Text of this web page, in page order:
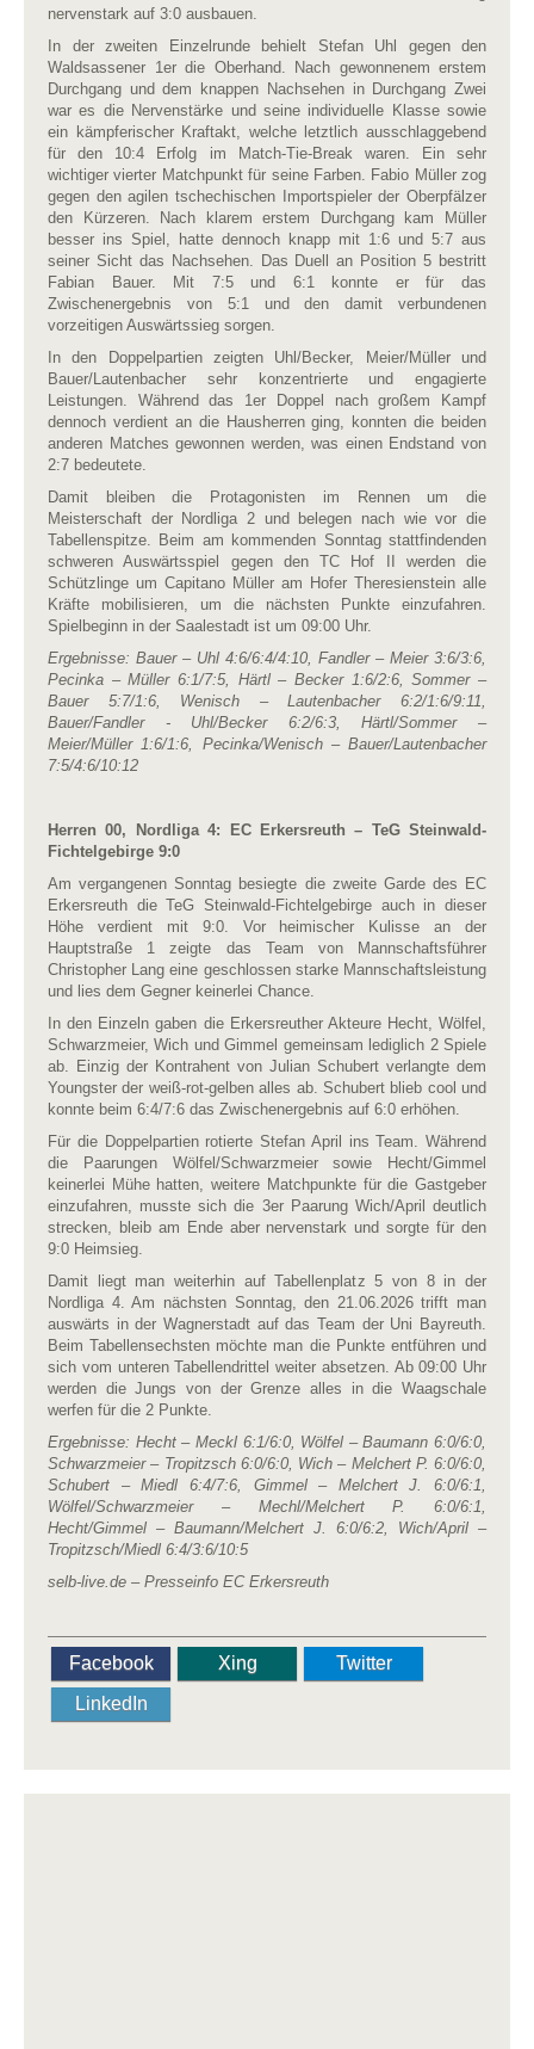
nervenstark auf 3:0 ausbauen.
In der zweiten Einzelrunde behielt Stefan Uhl gegen den
Waldsassener 1er die Oberhand. Nach gewonnenem erstem
Durchgang und dem knappen Nachsehen in Durchgang Zwei
war es die Nervenstärke und seine individuelle Klasse sowie
ein kämpferischer Kraftakt, welche letztlich ausschlaggebend
für den 10:4 Erfolg im Match-Tie-Break waren. Ein sehr
wichtiger vierter Matchpunkt für seine Farben. Fabio Müller zog
gegen den agilen tschechischen Importspieler der Oberpfälzer
den Kürzeren. Nach klarem erstem Durchgang kam Müller
besser ins Spiel, hatte dennoch knapp mit 1:6 und 5:7 aus
seiner Sicht das Nachsehen. Das Duell an Position 5 bestritt
Fabian Bauer. Mit 7:5 und 6:1 konnte er für das
Zwischenergebnis von 5:1 und den damit verbundenen
vorzeitigen Auswärtssieg sorgen.
In den Doppelpartien zeigten Uhl/Becker, Meier/Müller und
Bauer/Lautenbacher sehr konzentrierte und engagierte
Leistungen. Während das 1er Doppel nach großem Kampf
dennoch verdient an die Hausherren ging, konnten die beiden
anderen Matches gewonnen werden, was einen Endstand von
2:7 bedeutete.
Damit bleiben die Protagonisten im Rennen um die
Meisterschaft der Nordliga 2 und belegen nach wie vor die
Tabellenspitze. Beim am kommenden Sonntag stattfindenden
schweren Auswärtsspiel gegen den TC Hof II werden die
Schützlinge um Capitano Müller am Hofer Theresienstein alle
Kräfte mobilisieren, um die nächsten Punkte einzufahren.
Spielbeginn in der Saalestadt ist um 09:00 Uhr.
Ergebnisse: Bauer – Uhl 4:6/6:4/4:10, Fandler – Meier 3:6/3:6,
Pecinka – Müller 6:1/7:5, Härtl – Becker 1:6/2:6, Sommer –
Bauer 5:7/1:6, Wenisch – Lautenbacher 6:2/1:6/9:11,
Bauer/Fandler - Uhl/Becker 6:2/6:3, Härtl/Sommer –
Meier/Müller 1:6/1:6, Pecinka/Wenisch – Bauer/Lautenbacher
7:5/4:6/10:12
Herren 00, Nordliga 4: EC Erkersreuth – TeG Steinwald-
Fichtelgebirge 9:0
Am vergangenen Sonntag besiegte die zweite Garde des EC
Erkersreuth die TeG Steinwald-Fichtelgebirge auch in dieser
Höhe verdient mit 9:0. Vor heimischer Kulisse an der
Hauptstraße 1 zeigte das Team von Mannschaftsführer
Christopher Lang eine geschlossen starke Mannschaftsleistung
und lies dem Gegner keinerlei Chance.
In den Einzeln gaben die Erkersreuther Akteure Hecht, Wölfel,
Schwarzmeier, Wich und Gimmel gemeinsam lediglich 2 Spiele
ab. Einzig der Kontrahent von Julian Schubert verlangte dem
Youngster der weiß-rot-gelben alles ab. Schubert blieb cool und
konnte beim 6:4/7:6 das Zwischenergebnis auf 6:0 erhöhen.
Für die Doppelpartien rotierte Stefan April ins Team. Während
die Paarungen Wölfel/Schwarzmeier sowie Hecht/Gimmel
keinerlei Mühe hatten, weitere Matchpunkte für die Gastgeber
einzufahren, musste sich die 3er Paarung Wich/April deutlich
strecken, bleib am Ende aber nervenstark und sorgte für den
9:0 Heimsieg.
Damit liegt man weiterhin auf Tabellenplatz 5 von 8 in der
Nordliga 4. Am nächsten Sonntag, den 21.06.2026 trifft man
auswärts in der Wagnerstadt auf das Team der Uni Bayreuth.
Beim Tabellensechsten möchte man die Punkte entführen und
sich vom unteren Tabellendrittel weiter absetzen. Ab 09:00 Uhr
werden die Jungs von der Grenze alles in die Waagschale
werfen für die 2 Punkte.
Ergebnisse: Hecht – Meckl 6:1/6:0, Wölfel – Baumann 6:0/6:0,
Schwarzmeier – Tropitzsch 6:0/6:0, Wich – Melchert P. 6:0/6:0,
Schubert – Miedl 6:4/7:6, Gimmel – Melchert J. 6:0/6:1,
Wölfel/Schwarzmeier – Mechl/Melchert P. 6:0/6:1,
Hecht/Gimmel – Baumann/Melchert J. 6:0/6:2, Wich/April –
Tropitzsch/Miedl 6:4/3:6/10:5
selb-live.de – Presseinfo EC Erkersreuth
Facebook Xing
Twitter
LinkedIn